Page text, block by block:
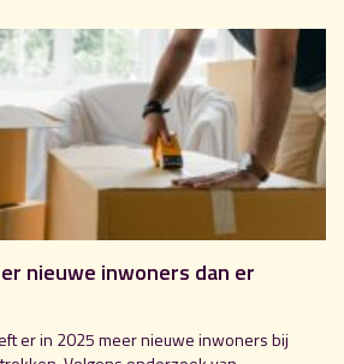
nieuwe inwoners dan er
er in 2025 meer nieuwe inwoners bij